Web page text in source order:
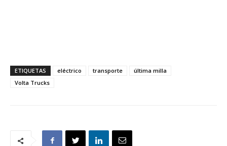
ETIQUETAS eléctrico transporte
última milla
Volta Trucks